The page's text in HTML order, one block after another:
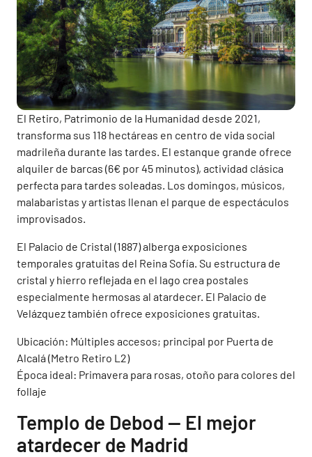
El Retiro, Patrimonio de la Humanidad desde 2021,
transforma sus 118 hectáreas en centro de vida social
madrileña durante las tardes. El estanque grande ofrece
alquiler de barcas (6€ por 45 minutos), actividad clásica
perfecta para tardes soleadas. Los domingos, músicos,
malabaristas y artistas llenan el parque de espectáculos
improvisados.
El Palacio de Cristal (1887) alberga exposiciones
temporales gratuitas del Reina Sofía. Su estructura de
cristal y hierro reflejada en el lago crea postales
especialmente hermosas al atardecer. El Palacio de
Velázquez también ofrece exposiciones gratuitas.
Ubicación: Múltiples accesos; principal por Puerta de
Alcalá (Metro Retiro L2)
Época ideal: Primavera para rosas, otoño para colores del
follaje
Templo de Debod — El mejor
atardecer de Madrid